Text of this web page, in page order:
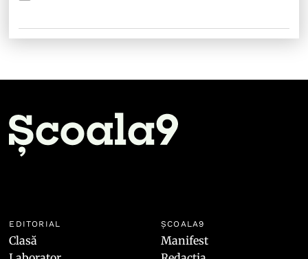
EDITORIAL
Clasă
ȘCOALA9
Manifest